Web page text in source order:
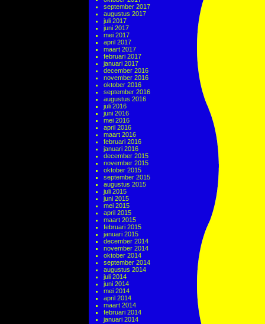
september 2017
augustus 2017
juli 2017
juni 2017
mei 2017
april 2017
maart 2017
februari 2017
januari 2017
december 2016
november 2016
oktober 2016
september 2016
augustus 2016
juli 2016
juni 2016
mei 2016
april 2016
maart 2016
februari 2016
januari 2016
december 2015
november 2015
oktober 2015
september 2015
augustus 2015
juli 2015
juni 2015
mei 2015
april 2015
maart 2015
februari 2015
januari 2015
december 2014
november 2014
oktober 2014
september 2014
augustus 2014
juli 2014
juni 2014
mei 2014
april 2014
maart 2014
februari 2014
januari 2014